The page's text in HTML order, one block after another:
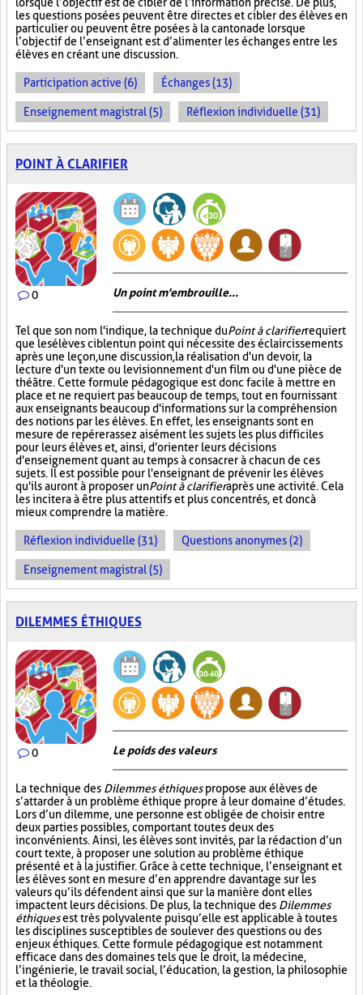
les questions posées peuvent être directes et cibler des élèves en
particulier ou peuvent être posées à la cantonade lorsque
l’objectif de l’enseignant est d’alimenter les échanges entre les
élèves en créant une discussion.
Participation active (6) Échanges (13)
Enseignement magistral (5) Réflexion individuelle (31)
POINT À CLARIFIER
0 Un point m'embrouille...
Tel que son nom l'indique, la technique duPoint à clarifierrequiert
que les élèves ciblent un point qui nécessite des éclaircissements
après une leçon, une discussion, la réalisation d'un devoir, la
lecture d'un texte ou le visionnement d'un film ou d'une pièce de
théâtre. Cette formule pédagogique est donc facile à mettre en
place et ne requiert pas beaucoup de temps, tout en fournissant
aux enseignants beaucoup d'informations sur la compréhension
des notions par les élèves. En effet, les enseignants sont en
mesure de repérer assez aisément les sujets les plus difficiles
pour leurs élèves et, ainsi, d'orienter leurs décisions
d'enseignement quant au temps à consacrer à chacun de ces
sujets. Il est possible pour l'enseignant de prévenir les élèves
qu'ils auront à proposer unPoint à clarifieraprès une activité. Cela
les incitera à être plus attentifs et plus concentrés, et donc à
mieux comprendre la matière.
Réflexion individuelle (31) Questions anonymes (2)
Enseignement magistral (5)
DILEMMES ÉTHIQUES
0 Le poids des valeurs
La technique des Dilemmes éthiquespropose aux élèves de
s’attarder à un problème éthique propre à leur domaine d’études.
Lors d’un dilemme, une personne est obligée de choisir entre
deux parties possibles, comportant toutes deux des
inconvénients. Ainsi, les élèves sont invités, par la rédaction d’un
court texte, à proposer une solution au problème éthique
présenté et à la justifier. Grâce à cette technique, l’enseignant et
les élèves sont en mesure d’en apprendre davantage sur les
valeurs qu’ils défendent ainsi que sur la manière dont elles
impactent leurs décisions. De plus, la technique des Dilemmes
éthiquesest très polyvalente puisqu’elle est applicable à toutes
les disciplines susceptibles de soulever des questions ou des
enjeux éthiques. Cette formule pédagogique est notamment
efficace dans des domaines tels que le droit, la médecine,
l’ingénierie, le travail social, l’éducation, la gestion, la philosophie
et la théologie.